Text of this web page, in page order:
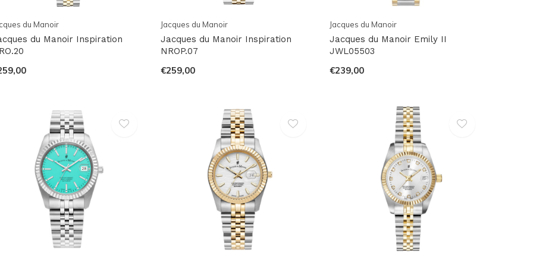
du Manoir
du Manoir Inspiration
Jacques du Manoir
Jacques du Manoir Inspiration
NROP.07
€259,00
Jacques du Manoir
Jacques du Manoir Emily II
JWL05503
€239,00